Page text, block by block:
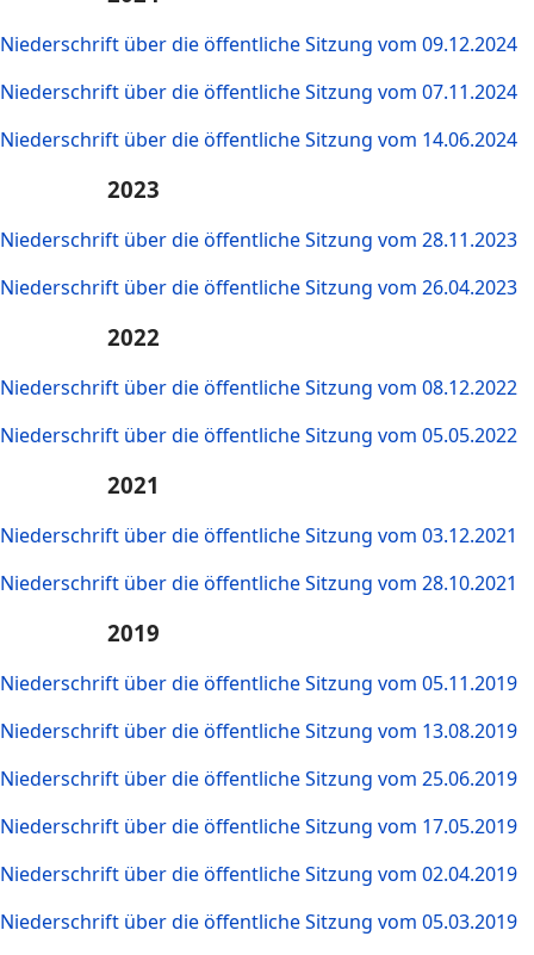
Niederschrift über die öffentliche Sitzung vom 09.12.2024
Niederschrift über die öffentliche Sitzung vom 07.11.2024
Niederschrift über die öffentliche Sitzung vom 14.06.2024
2023
Niederschrift über die öffentliche Sitzung vom 28.11.2023
Niederschrift über die öffentliche Sitzung vom 26.04.2023
2022
Niederschrift über die öffentliche Sitzung vom 08.12.2022
Niederschrift über die öffentliche Sitzung vom 05.05.2022
2021
Niederschrift über die öffentliche Sitzung vom 03.12.2021
Niederschrift über die öffentliche Sitzung vom 28.10.2021
2019
Niederschrift über die öffentliche Sitzung vom 05.11.2019
Niederschrift über die öffentliche Sitzung vom 13.08.2019
Niederschrift über die öffentliche Sitzung vom 25.06.2019
Niederschrift über die öffentliche Sitzung vom 17.05.2019
Niederschrift über die öffentliche Sitzung vom 02.04.2019
Niederschrift über die öffentliche Sitzung vom 05.03.2019